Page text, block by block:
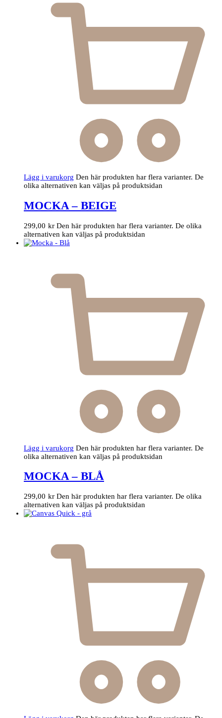
Lägg i varukorg Den här produkten har flera varianter. De
olika alternativen kan väljas på produktsidan
MOCKA – BEIGE
299,00 kr Den här produkten har flera varianter. De olika
alternativen kan väljas på produktsidan
Lägg i varukorg Den här produkten har flera varianter. De
olika alternativen kan väljas på produktsidan
MOCKA – BLÅ
299,00 kr Den här produkten har flera varianter. De olika
alternativen kan väljas på produktsidan